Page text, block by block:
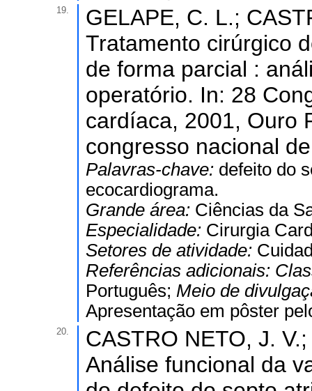
19.
GELAPE, C. L.;
Tratamento cirúrgico
de forma parcial :
operatório. In: 28
cardíaca, 2001, Ouro
congresso nacional
Palavras-chave: defeito do
ecocardiograma.
Grande área: Ciências da
Especialidade: Cirurgia
Setores de atividade:
Referências adicionais:
Português; Meio de
Apresentação em pôster
20.
CASTRO NETO, J.
Análise funcional da